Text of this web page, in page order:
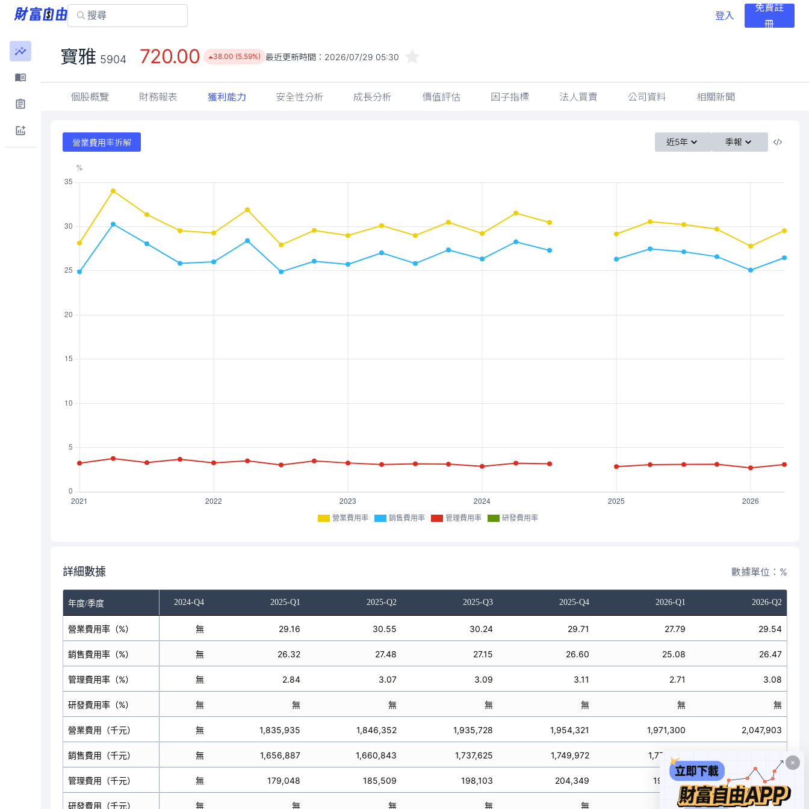
登入
免費註
冊
寶雅 5904 720.00 38.00 (5.59%) 最近更新時間： 2026/07/29 05:30
個股概覽 財務報表 獲利能力 安全性分析 成長分析 價值評估 因子指標 法人買賣 公司資料 相關新聞
營業費用率拆解 近5年 季報
營業費用率 銷售費用率 管理費用率 研發費用率
詳細數據 數據單位：%
年度/季度
2024-Q3 2024-Q4 2025-Q1 2025-Q2 2025-Q3 2025-Q4 2026-Q1 2026-Q2
營業費用率（%）
銷售費用率（%）
管理費用率（%）
研發費用率（%）
營業費用（千元）
銷售費用（千元）
管理費用（千元）
研發費用（千元）
30.47 無 29.16 30.55 30.24 29.71 27.79 29.54
27.31 無 26.32 27.48 27.15 26.60 25.08 26.47
3.16 無 2.84 3.07 3.09 3.11 2.71 3.08
無 無 無 無 無 無 無 無
1,866,226 無 1,835,935 1,846,352 1,935,728 1,954,321 1,971,300 2,047,903
1,672,397 無 1,656,887 1,660,843 1,737,625 1,749,972 1,779,011
193,829 無 179,048 185,509 198,103 204,349 192,289 213,257
無 無 無 無 無 無 無 無